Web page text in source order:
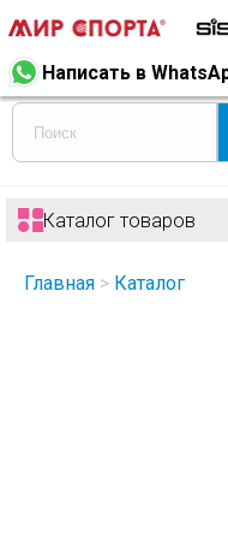
Написать в
Каталог товаров
Главная > Каталог